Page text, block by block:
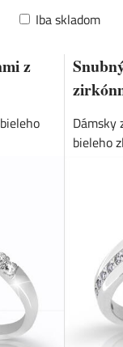
Iba skladom
z
Dámsky
bieleho